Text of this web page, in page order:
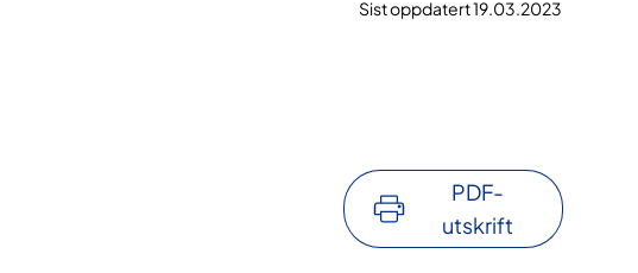
Sist oppdatert 19.03.2023
PDF-
utskrift